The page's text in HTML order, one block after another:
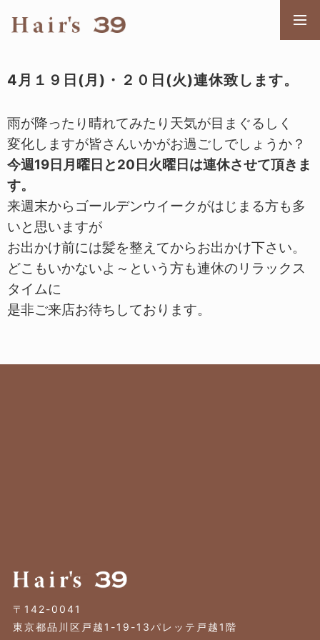
メニ
4月１９日(月)・２０日(火)連休致します。
雨が降ったり晴れてみたり天気が目まぐるしく
変化しますが皆さんいかがお過ごしでしょうか？
今週19日月曜日と20日火曜日は連休させて頂きま
す。
来週末からゴールデンウイークがはじまる方も多
いと思いますが
お出かけ前には髪を整えてからお出かけ下さい。
どこもいかないよ～という方も連休のリラックス
タイムに
是非ご来店お待ちしております。
〒142-0041
東京都品川区戸越1-19-13パレッテ戸越1階